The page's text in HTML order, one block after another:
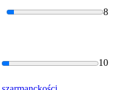
8
10